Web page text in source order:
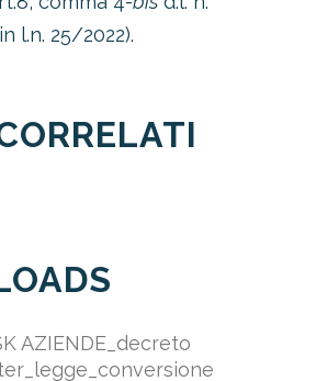
l.n. 25/2022).
AZIENDE_decreto